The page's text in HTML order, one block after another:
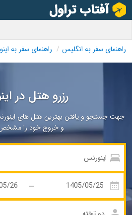
راهنمای سفر به انگلیس راهنمای سفر به
رزرو هتل در
جهت جستجو و یافتن بهترین هتل های
و خروج خود را مشخص